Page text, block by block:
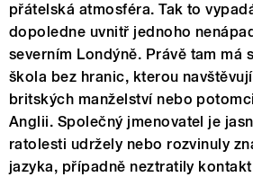
přátelská atmosféra. Tak to
dopoledne uvnitř jednoho
severním Londýně. Právě tam má
škola bez hranic, kterou
britských manželství nebo
Anglii. Společný jmenovatel je
ratolesti udržely nebo rozvinuly
jazyka, případně neztratily